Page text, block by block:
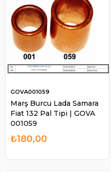
Marş Burcu Lada Samara
Fiat 132 Pal Tipi | GOVA
001059
GOVA001059
₺180,00